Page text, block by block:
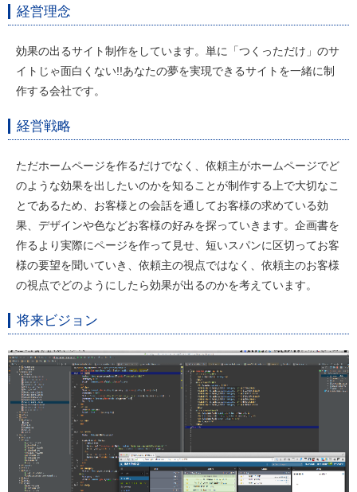
経営理念
効果の出るサイト制作をしています。単に「つくっただけ」のサ
イトじゃ面白くない!!あなたの夢を実現できるサイトを一緒に制
作する会社です。
経営戦略
ただホームページを作るだけでなく、依頼主がホームページでど
のような効果を出したいのかを知ることが制作する上で大切なこ
とであるため、お客様との会話を通してお客様の求めている効
果、デザインや色などお客様の好みを探っていきます。企画書を
作るより実際にページを作って見せ、短いスパンに区切ってお客
様の要望を聞いていき、依頼主の視点ではなく、依頼主のお客様
の視点でどのようにしたら効果が出るのかを考えています。
将来ビジョン